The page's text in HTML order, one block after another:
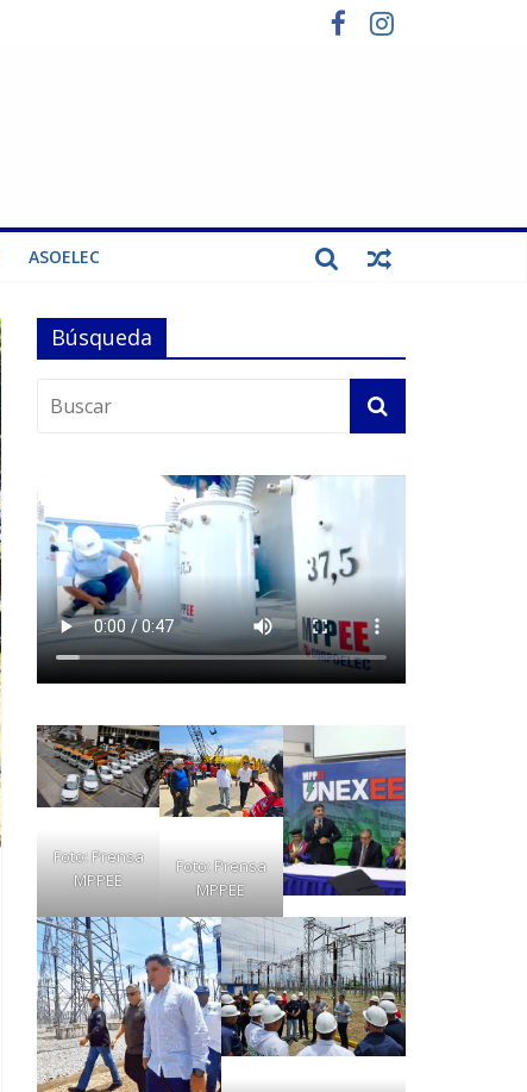
ASOELEC
Búsqueda
Foto: Prensa
MPPEE
Foto: Prensa
MPPEE